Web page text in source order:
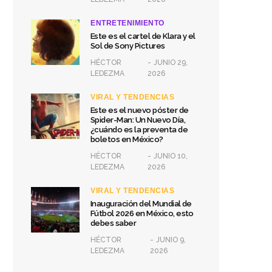
ENTRETENIMIENTO
Este es el cartel de Klara y el
Sol de Sony Pictures
HÉCTOR
LEDEZMA
JUNIO 29,
2026
VIRAL Y TENDENCIAS
Este es el nuevo póster de
Spider-Man: Un Nuevo Día,
¿cuándo es la preventa de
boletos en México?
HÉCTOR
LEDEZMA
JUNIO 10,
2026
VIRAL Y TENDENCIAS
Inauguración del Mundial de
Fútbol 2026 en México, esto
debes saber
HÉCTOR
LEDEZMA
JUNIO 9,
2026